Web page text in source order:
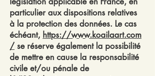
particulier aux dispositions relatives
à la protection des données. Le cas
échéant, https://www.koailaart.com
/ se réserve également la possibilité
de mettre en cause la responsabilité
civile et/ou pénale de